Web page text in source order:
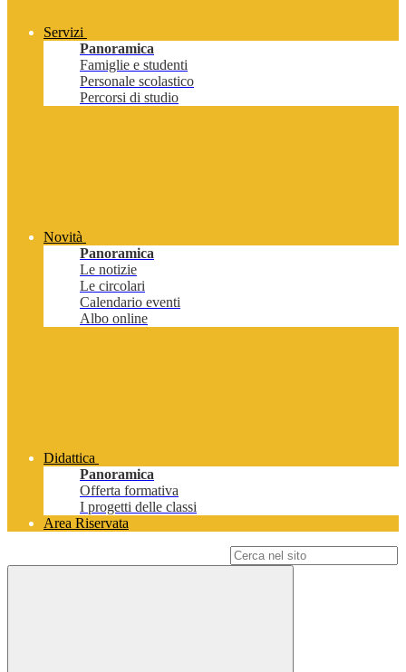
Servizi
Panoramica
Famiglie e studenti
Personale scolastico
Percorsi di studio
Novità
Panoramica
Le notizie
Le circolari
Calendario eventi
Albo online
Didattica
Panoramica
Offerta formativa
I progetti delle classi
Area Riservata